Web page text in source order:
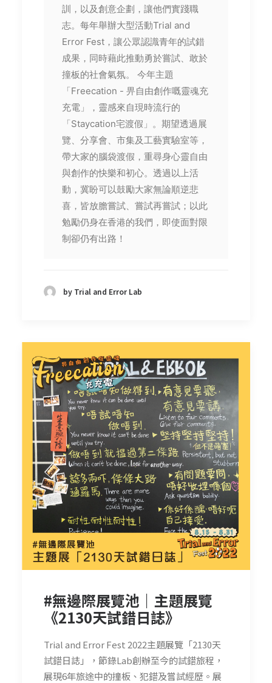
訓，以及創意企劃，讓他們實踐職
志。每年舉辦大型活動Trial and
Error Fest，讓公眾認識青年的試錯
成果，同時藉此推動勇於嘗試、敢於
撞板的社會氣氛。 今年主題
「Freecation - 畀自由創作嘅靈魂充
充電」，靈感來自現時流行的
「Staycation宅渡假」。期望透過展
覽、分享會、市集及工藝實驗室等，
帶大家的腦袋渡假，重尋身心靈自由
與創作的快樂和初心。透過以上活
動，冀盼可以鼓勵大家無論順逆悲
喜，皆放膽嘗試、嘗試再嘗試；以此
勉勵仍身在香港的我們，即使面對限
制卻仍有出路！
by Trial and Error Lab
#無邊際展覽池｜主題展覽
《2130天試錯日誌》
Trial and Error Fest 2022主題展覽「2130天
試錯日誌」，節錄Lab創辦至今的試錯旅程，
展現6年旅途中的撞板、犯錯及嘗試經歷。展